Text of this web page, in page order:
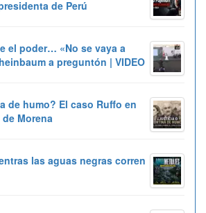
de Perú
el poder… «No se vaya a
a preguntón | VIDEO
de humo? El caso Ruffo en
Morena
las aguas negras corren